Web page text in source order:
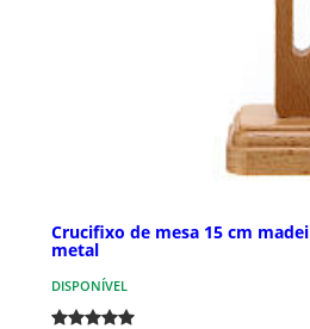
Crucifixo de mesa 15 cm
metal
DISPONÍVEL